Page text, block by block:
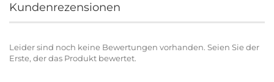
Kundenrezensionen
Leider sind noch keine Bewertungen vorhanden. Seien Sie der
Erste, der das Produkt bewertet.